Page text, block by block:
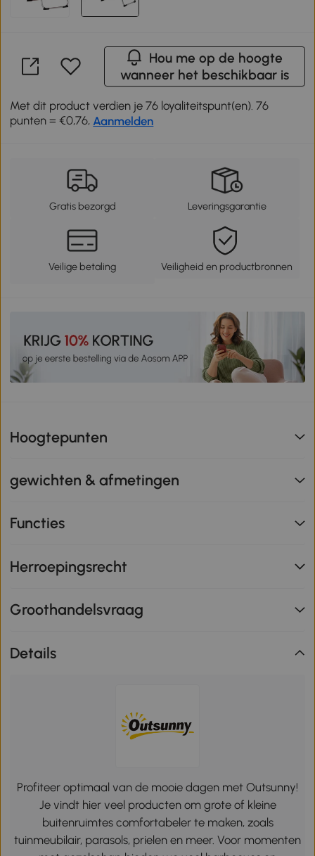
Hou me op de hoogte
wanneer het beschikbaar is
Met dit product verdien je 76 loyaliteitspunt(en). 76
punten = €0,76, Aanmelden
Gratis bezorgd Leveringsgarantie
Veilige betaling Veiligheid en productbronnen
Hoogtepunten
gewichten & afmetingen
Functies
Herroepingsrecht
Groothandelsvraag
Details
Profiteer optimaal van de mooie dagen met Outsunny!
Je vindt hier veel producten om grote of kleine
buitenruimtes comfortabeler te maken, zoals
tuinmeubilair, parasols, prielen en meer. Voor momenten